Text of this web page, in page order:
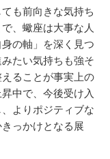
も前向きな気持ち
、蠍座は大事な人
の軸」を深く見つ
たい気持ちも強そ
ることが事実上の
中で、今後受け入
よりポジティブな
っかけとなる展